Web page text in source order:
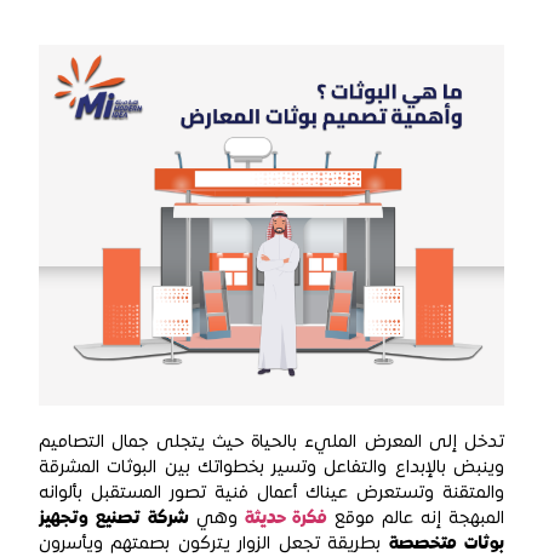
تدخل إلى المعرض المليء بالحياة حيث يتجلى جمال التصاميم
وينبض بالإبداع والتفاعل وتسير بخطواتك بين البوثات المشرقة
والمتقنة وتستعرض عيناك أعمال فنية تصور المستقبل بألوانه
المبهجة إنه عالم موقع فكرة حديثة وهيشركة تصنيع وتجهيز
بوثات متخصصة بطريقة تجعل الزوار يتركون بصمتهم ويأسرون